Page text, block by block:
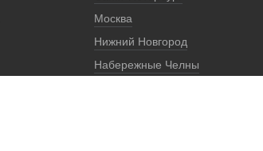
Москва
Нижний Новгород
Набережные Челны